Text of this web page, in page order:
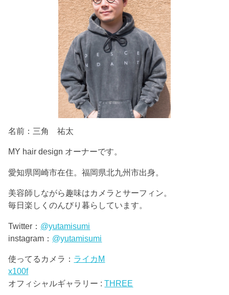
名前：三角 祐太
MY hair design オーナーです。
愛知県岡崎市在住。福岡県北九州市出身。
美容師しながら趣味はカメラとサーフィン。
毎日楽しくのんびり暮らしています。
Twitter： @yutamisumi
instagram： @yutamisumi
使ってるカメラ： ライカM
x100f
オフィシャルギャラリー :THREE